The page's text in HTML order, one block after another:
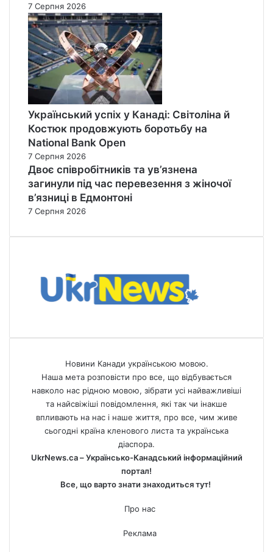
7 Серпня 2026
Український успіх у Канаді: Світоліна й
Костюк продовжують боротьбу на
National Bank Open
7 Серпня 2026
Двоє співробітників та ув’язнена
загинули під час перевезення з жіночої
в’язниці в Едмонтоні
7 Серпня 2026
Новини Канади українською мовою.
Наша мета розповісти про все, що відбувається
навколо нас рідною мовою, зібрати усі найважливіші
та найсвіжіші повідомлення, які так чи інакше
впливають на нас і наше життя, про все, чим живе
сьогодні країна кленового листа та українська
діаспора.
UkrNews.ca – Українсько-Канадський інформаційний
портал!
Все, що варто знати знаходиться тут!
Про нас
Реклама